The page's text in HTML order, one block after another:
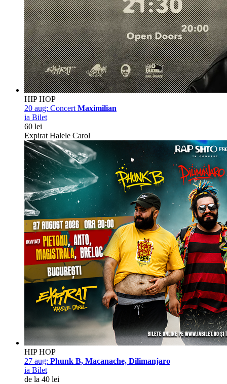
HIP HOP
20 aug: Concert Maximilian
ia Bilet
60 lei
Expirat Halele Carol
HIP HOP
27 aug: Phunk B, Macanache, Dilimanjaro
ia Bilet
de la 40 lei